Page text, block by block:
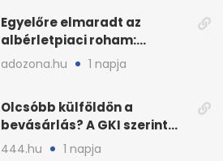
Egyelőre elmaradt az
albérletpiaci roham:
ennyibe kerülnek a kiadó
adozona.hu 1 napja
Olcsóbb külföldön a
bevásárlás? A GKI szerint
zárkózott a magyar árszint
444.hu 1 napja